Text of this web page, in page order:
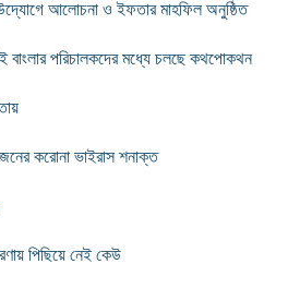
উদ্যোগে আলোচনা ও ইফতার মাহফিল অনুষ্ঠিত
বাংলার পরিচালকদের মধ্যে চলছে কথপোকথন
করোনা ভাইরাস শনাক্ত
পিছিয়ে নেই কেউ